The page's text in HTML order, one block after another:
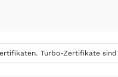
Turbo-Zertifikate